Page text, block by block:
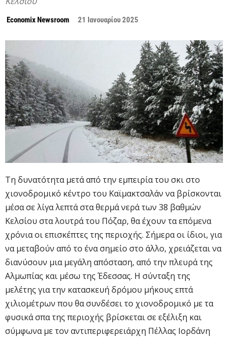
Economix Newsroom 21 Ιανουαρίου 2025
Τη δυνατότητα μετά από την εμπειρία του σκι στο
χιονοδρομικό κέντρο του Καϊμακτσαλάν να βρίσκονται
μέσα σε λίγα λεπτά στα θερμά νερά των 38 βαθμών
Κελσίου στα λουτρά του Πόζαρ, θα έχουν τα επόμενα
χρόνια οι επισκέπτες της περιοχής. Σήμερα οι ίδιοι, για
να μεταβούν από το ένα σημείο στο άλλο, χρειάζεται να
διανύσουν μια μεγάλη απόσταση, από την πλευρά της
Αλμωπίας και μέσω της Έδεσσας. Η σύνταξη της
μελέτης για την κατασκευή δρόμου μήκους επτά
χιλιομέτρων που θα συνδέσει το χιονοδρομικό με τα
φυσικά σπα της περιοχής βρίσκεται σε εξέλιξη και
σύμφωνα με τον αντιπεριφερειάρχη Πέλλας Ιορδάνη